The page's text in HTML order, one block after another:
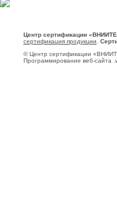
Центр сертификации
сертификация продукции
© Центр сертификации
Программирование веб-сайта